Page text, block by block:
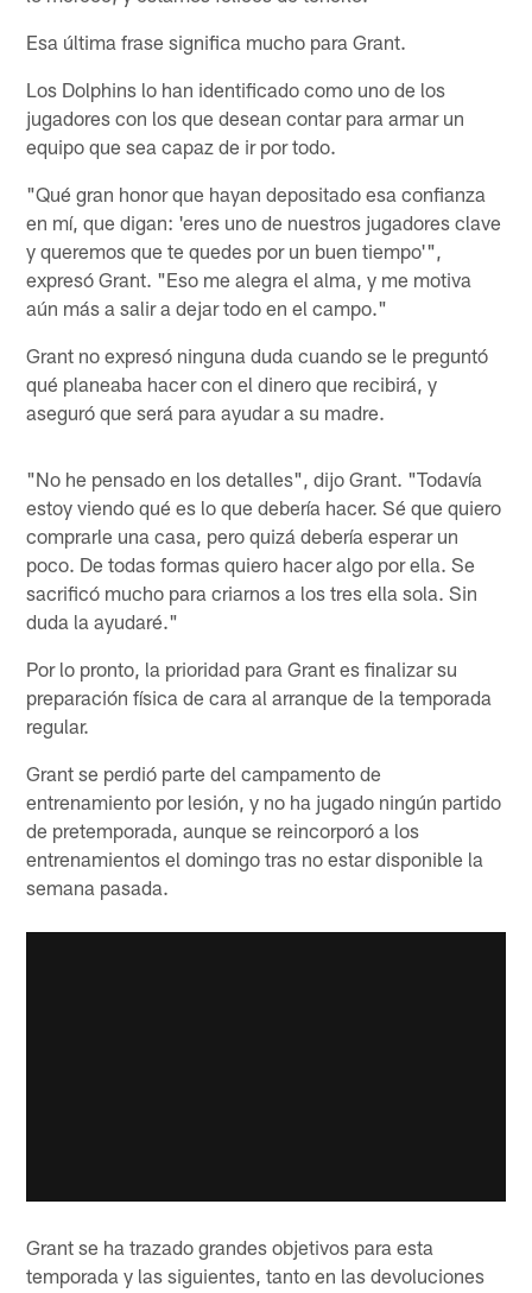
Esa última frase significa mucho para Grant.
Los Dolphins lo han identificado como uno de los
jugadores con los que desean contar para armar un
equipo que sea capaz de ir por todo.
"Qué gran honor que hayan depositado esa confianza
en mí, que digan: 'eres uno de nuestros jugadores clave
y queremos que te quedes por un buen tiempo'",
expresó Grant. "Eso me alegra el alma, y me motiva
aún más a salir a dejar todo en el campo."
Grant no expresó ninguna duda cuando se le preguntó
qué planeaba hacer con el dinero que recibirá, y
aseguró que será para ayudar a su madre.
"No he pensado en los detalles", dijo Grant. "Todavía
estoy viendo qué es lo que debería hacer. Sé que quiero
comprarle una casa, pero quizá debería esperar un
poco. De todas formas quiero hacer algo por ella. Se
sacrificó mucho para criarnos a los tres ella sola. Sin
duda la ayudaré."
Por lo pronto, la prioridad para Grant es finalizar su
preparación física de cara al arranque de la temporada
regular.
Grant se perdió parte del campamento de
entrenamiento por lesión, y no ha jugado ningún partido
de pretemporada, aunque se reincorporó a los
entrenamientos el domingo tras no estar disponible la
semana pasada.
Grant se ha trazado grandes objetivos para esta
temporada y las siguientes, tanto en las devoluciones